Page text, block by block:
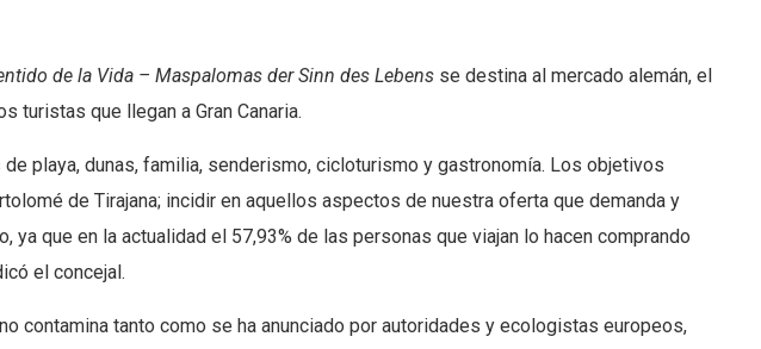
de la Vida – Maspalomas der Sinn des Lebens se destina al mercado alemán, el
turistas que llegan a Gran Canaria.
playa, dunas, familia, senderismo, cicloturismo y gastronomía. Los objetivos
de Tirajana; incidir en aquellos aspectos de nuestra oferta que demanda y
que en la actualidad el 57,93% de las personas que viajan lo hacen comprando
el concejal.
contamina tanto como se ha anunciado por autoridades y ecologistas europeos,